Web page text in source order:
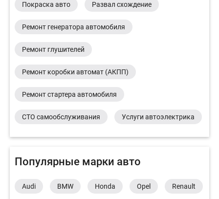
Покраска авто Развал схождение
Ремонт генератора автомобиля
Ремонт глушителей
Ремонт коробки автомат (АКПП)
Ремонт стартера автомобиля
СТО самообслуживания Услуги автоэлектрика
Популярные марки авто
Audi BMW Honda Opel Renault